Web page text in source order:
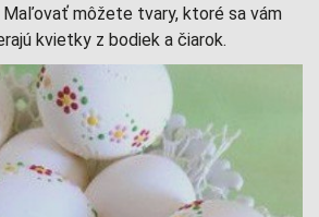
Maľovať môžete tvary, ktoré sa vám
kvietky z bodiek a čiarok.